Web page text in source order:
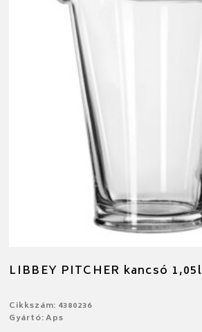
LIBBEY PITCHER kancsó 1,05l
Cikkszám: 4380236
Gyártó: Aps